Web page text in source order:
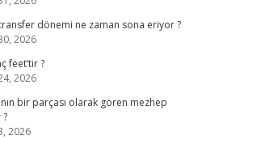
dönemi ne zaman sona eriyor ?
2026
feet’tir ?
2026
bir parçası olarak gören mezhep
2026